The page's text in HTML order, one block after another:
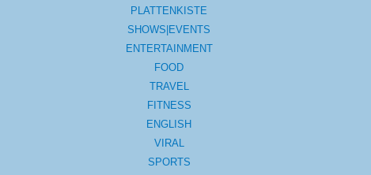
PLATTENKISTE
SHOWS|EVENTS
ENTERTAINMENT
FOOD
TRAVEL
FITNESS
ENGLISH
VIRAL
SPORTS